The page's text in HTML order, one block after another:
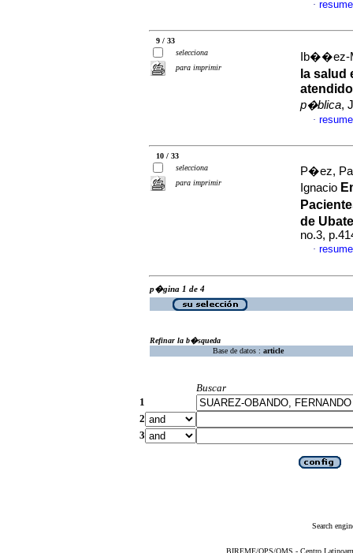
·
9 / 33
selecciona
para imprimir
Ib��ez-
la
p�blica,
·
10 / 33
selecciona
para imprimir
P�ez,
Ignacio
de
no.3,
·
p�gina 1 de 4
Refinar la b�squeda
Base de datos : article
Buscar
1
2
3
Search
BIREME/OPS/OMS - Centro